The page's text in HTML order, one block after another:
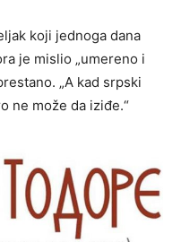
koji jednoga dana
je mislio „umereno i
„A kad srpski
ne može da iziđe.“